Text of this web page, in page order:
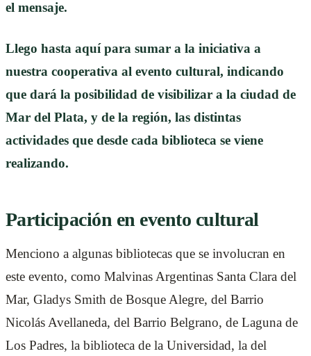
el mensaje.
Llego hasta aquí para sumar a la iniciativa a
nuestra cooperativa al evento cultural, indicando
que dará la posibilidad de visibilizar a la ciudad de
Mar del Plata, y de la región, las distintas
actividades que desde cada biblioteca se viene
realizando.
Participación en evento cultural
Menciono a algunas bibliotecas que se involucran en
este evento, como Malvinas Argentinas Santa Clara del
Mar, Gladys Smith de Bosque Alegre, del Barrio
Nicolás Avellaneda, del Barrio Belgrano, de Laguna de
Los Padres, la biblioteca de la Universidad, la del